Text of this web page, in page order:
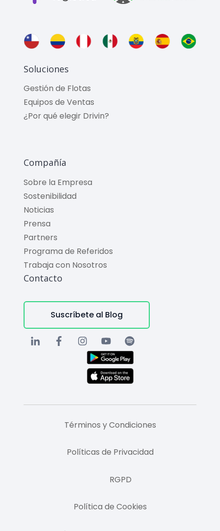
Soluciones
Gestión de Flotas
Equipos de Ventas
¿Por qué elegir Drivin?
Compañía
Sobre la Empresa
Sostenibilidad
Noticias
Prensa
Partners
Programa de Referidos
Trabaja con Nosotros
Contacto
Suscríbete al Blog
Términos y Condiciones
Políticas de Privacidad
RGPD
Política de Cookies